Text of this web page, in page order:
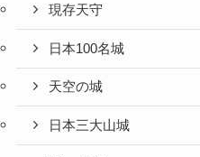
現存天守
日本100名城
天空の城
日本三大山城